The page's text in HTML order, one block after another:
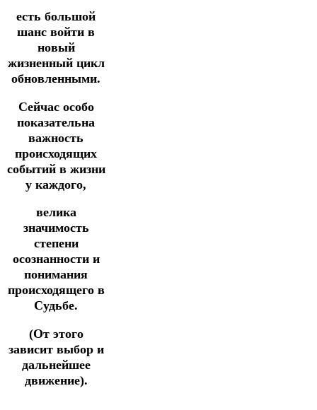
есть большой
шанс войти в
новый
жизненный цикл
обновленными.
Сейчас особо
показательна
важность
происходящих
событий в жизни
у каждого,
велика
значимость
степени
осознанности и
понимания
происходящего в
Судьбе.
(От этого
зависит выбор и
дальнейшее
движение).